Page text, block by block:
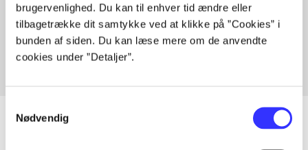
brugervenlighed. Du kan til enhver tid ændre eller
tilbagetrække dit samtykke ved at klikke på ”Cookies” i
bunden af siden. Du kan læse mere om de anvendte
cookies under ”Detaljer”.
Nødvendig
Artikler med samme emner
Fra